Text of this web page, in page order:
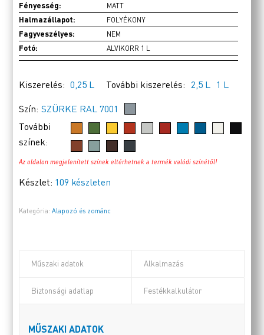
Fényesség: MATT
Halmazállapot: FOLYÉKONY
Fagyveszélyes: NEM
Fotó: ALVIKORR 1 L
Kiszerelés: 0,25 L További kiszerelés: 2,5 L 1 L
Szín: SZÜRKE RAL 7001
További
színek:
Az oldalon megjelenített színek eltérhetnek a termék valódi színétől!
Készlet: 109 készleten
Kategória:Alapozó és zománc
Műszaki adatok Alkalmazás
Biztonsági adatlap Festékkalkulátor
MŰSZAKI ADATOK